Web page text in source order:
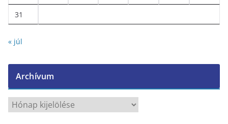
31
« júl
Archívum
r